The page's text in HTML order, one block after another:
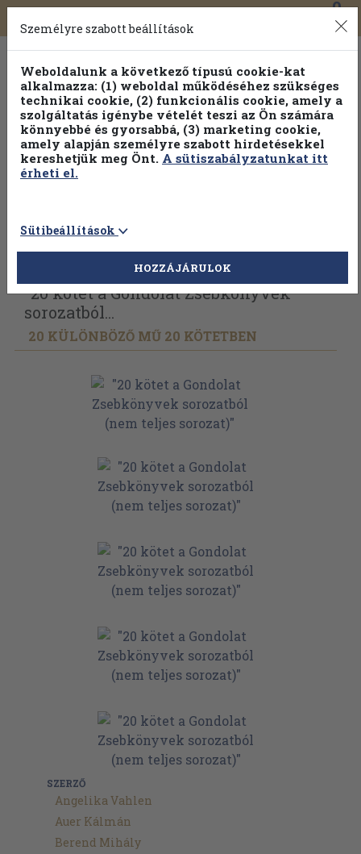
Toggle
navigation
0
Válogasson több mint 1.000.000 kiadványunk közül
100% kedvezménnyel!
Vissza az előző oldalra Válasszon példányt
"20 kötet a Gondolat Zsebkönyvek
sorozatból...
20 KÜLÖNBÖZŐ MŰ 20 KÖTETBEN
SZERZŐ
Angelika Vahlen
Auer Kálmán
Berend Mihály
Személyre szabott beállítások
Weboldalunk a következő típusú cookie-kat
alkalmazza: (1) weboldal működéséhez szükséges
technikai cookie, (2) funkcionális cookie, amely a
szolgáltatás igénybe vételét teszi az Ön számára
könnyebbé és gyorsabbá, (3) marketing cookie,
amely alapján személyre szabott hirdetésekkel
kereshetjük meg Önt. A sütiszabályzatunkat itt
érheti el.
Sütibeállítások
HOZZÁJÁRULOK